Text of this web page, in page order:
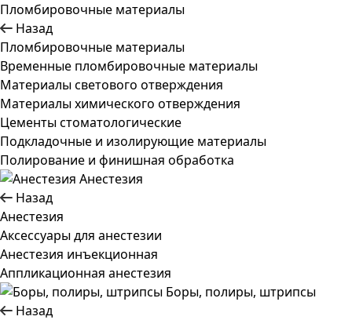
Пломбировочные материалы
Назад
Пломбировочные материалы
Временные пломбировочные материалы
Материалы светового отверждения
Материалы химического отверждения
Цементы стоматологические
Подкладочные и изолирующие материалы
Полирование и финишная обработка
Анестезия
Назад
Анестезия
Аксессуары для анестезии
Анестезия инъекционная
Аппликационная анестезия
Боры, полиры, штрипсы
Назад